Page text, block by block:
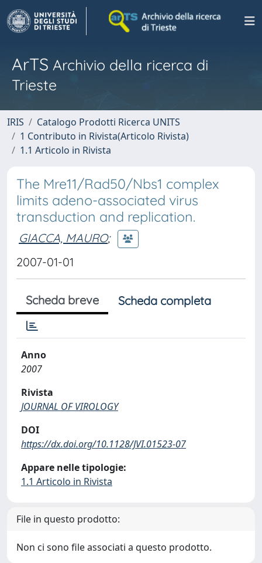
ArTS Archivio della ricerca di
Trieste
IRIS
Catalogo Prodotti Ricerca UNITS
1 Contributo in Rivista(Articolo Rivista)
1.1 Articolo in Rivista
The Mre11/Rad50/Nbs1 complex
limits adeno-associated virus
transduction and replication.
GIACCA, MAURO;
2007-01-01
Scheda breve Scheda completa
Anno
2007
Rivista
JOURNAL OF VIROLOGY
DOI
https://dx.doi.org/10.1128/JVI.01523-07
Appare nelle tipologie:
1.1 Articolo in Rivista
File in questo prodotto:
Non ci sono file associati a questo prodotto.